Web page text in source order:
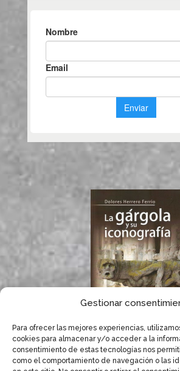
Gestionar
Para ofrecer las mejores experiencias,
cookies para almacenar y/o acceder a la
consentimiento de estas tecnologías nos
como el comportamiento de navegación o las
Si te gustan las
gárgolas, seguro que
te gusta el libro de